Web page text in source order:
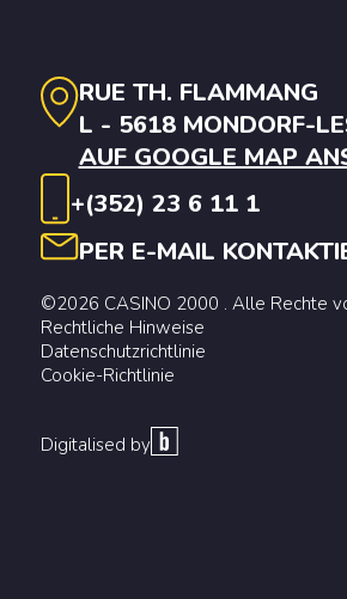
RUE TH. FLAMMANG
L - 5618 MONDORF-
AUF GOOGLE MAP
+(352) 23 6 11 1
PER E-MAIL
©2026 CASINO 2000 . Alle Rechte
Rechtliche Hinweise
Datenschutzrichtlinie
Cookie-Richtlinie
Digitalised by